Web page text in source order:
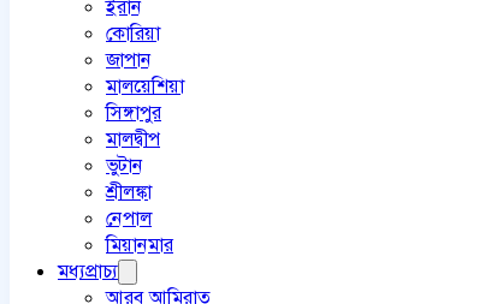
ইরান
কোরিয়া
জাপান
মালয়েশিয়া
সিঙ্গাপুর
মালদ্বীপ
ভুটান
শ্রীলঙ্কা
নেপাল
মিয়ানমার
মধ্যপ্রাচ্য
আরব আমিরাত